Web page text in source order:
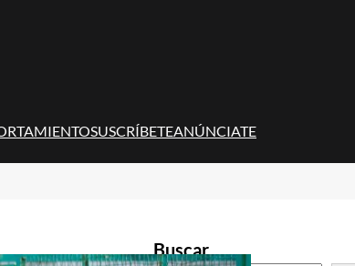
SUSCRÍBETEANÚNCIATE
Buscar